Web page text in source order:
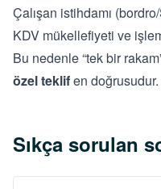
Çalışan istihdamı
KDV mükellefiyeti ve
Bu nedenle “tek bir
özel teklifen doğrusudur.
Sıkça sorulan